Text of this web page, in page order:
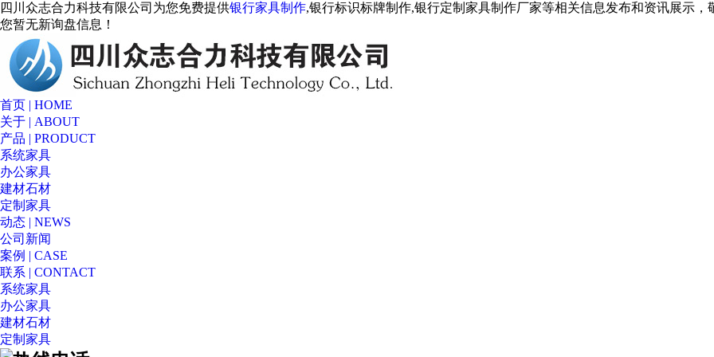
四川众志合力科技有限公司为您免费提供银行家具制作,银行标识标牌制作,银行定制家具制作厂家等相关信息发布和资讯展示，
您暂无新询盘信息！
首页 | HOME
关于 | ABOUT
产品 | PRODUCT
系统家具
办公家具
建材石材
定制家具
动态 | NEWS
公司新闻
案例 | CASE
联系 | CONTACT
系统家具
办公家具
建材石材
定制家具